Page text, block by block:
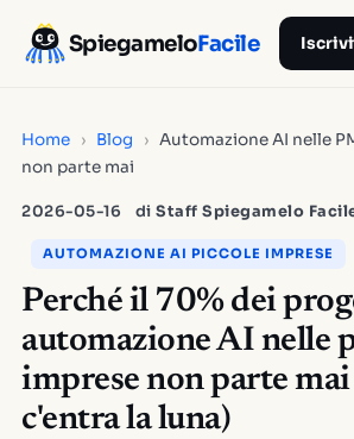
SpiegameloFacile
Home › Blog › Automazione AI nelle
non parte mai
2026-05-16 di Staff Spiegamelo
AUTOMAZIONE AI PICCOLE IMPRESE
Perché il 70% dei
automazione AI nelle
imprese non parte mai
c'entra la luna)